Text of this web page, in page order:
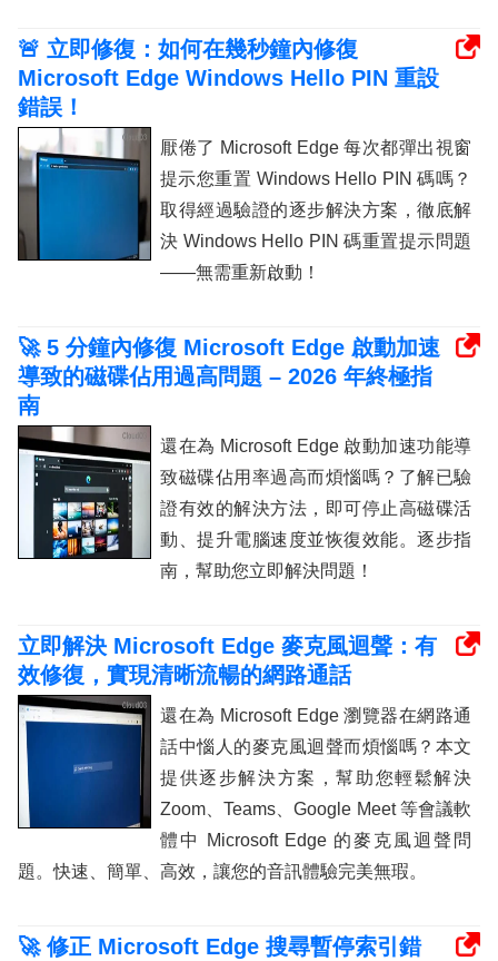
🚨 立即修復：如何在幾秒鐘內修復
Microsoft Edge Windows Hello PIN 重設
錯誤！
厭倦了 Microsoft Edge 每次都彈出視窗
提示您重置 Windows Hello PIN 碼嗎？
取得經過驗證的逐步解決方案，徹底解
決 Windows Hello PIN 碼重置提示問題
——無需重新啟動！
🚀 5 分鐘內修復 Microsoft Edge 啟動加速
導致的磁碟佔用過高問題 – 2026 年終極指
南
還在為 Microsoft Edge 啟動加速功能導
致磁碟佔用率過高而煩惱嗎？了解已驗
證有效的解決方法，即可停止高磁碟活
動、提升電腦速度並恢復效能。逐步指
南，幫助您立即解決問題！
立即解決 Microsoft Edge 麥克風迴聲：有
效修復，實現清晰流暢的網路通話
還在為 Microsoft Edge 瀏覽器在網路通
話中惱人的麥克風迴聲而煩惱嗎？本文
提供逐步解決方案，幫助您輕鬆解決
Zoom、Teams、Google Meet 等會議軟
體中 Microsoft Edge 的麥克風迴聲問
題。快速、簡單、高效，讓您的音訊體驗完美無瑕。
🚀 修正 Microsoft Edge 搜尋暫停索引錯